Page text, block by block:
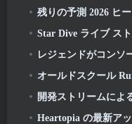
残りの予測 2026 ヒ
Star Dive ライブ ストリームでは
レジェンドがコンソ
オールドスクール RuneScape のリー
開発ストリームによると、
Heartopia の最新アッ